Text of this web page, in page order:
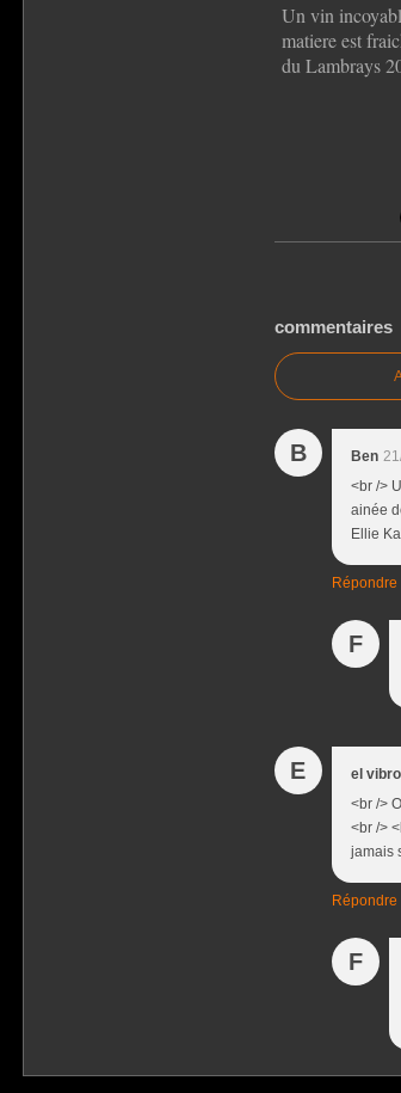
Un vin
matiere est
du Lambrays
commentaires
B Ben
<br />
ainée
Ellie
Répondre
F
E el vibro
<br />
<br />
jamais
Répondre
F